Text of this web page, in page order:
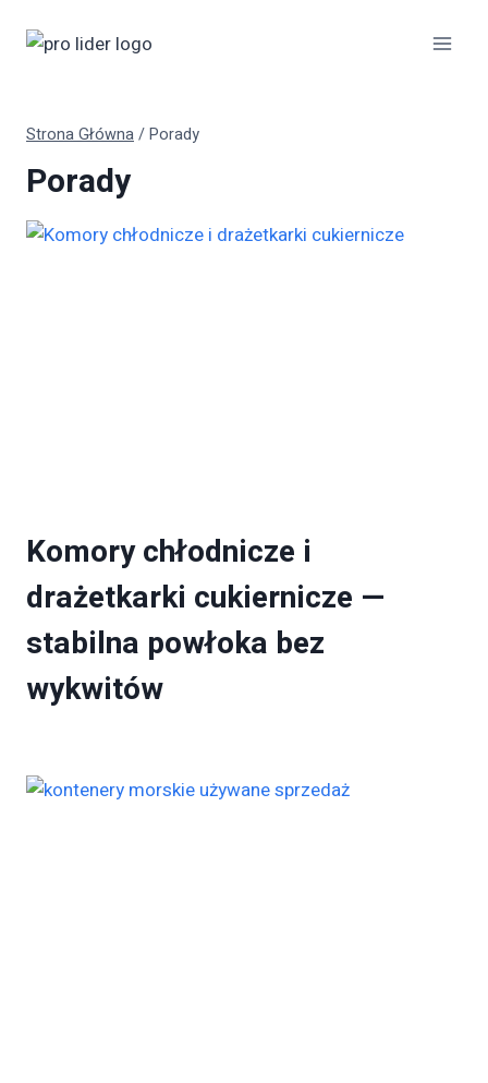
Strona Główna/Porady
Porady
Komory chłodnicze i
drażetkarki cukiernicze —
stabilna powłoka bez
wykwitów